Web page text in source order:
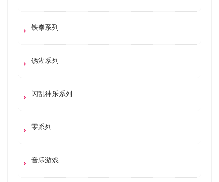
铁拳系列
锈湖系列
闪乱神乐系列
零系列
音乐游戏